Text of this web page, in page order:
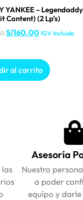
YANKEE – Legendaddy
Content) (2 Lp’s)
S/160.00 IGV Incluido
al carrito
las
Asesoría
Nuestro
a poder
equípo y